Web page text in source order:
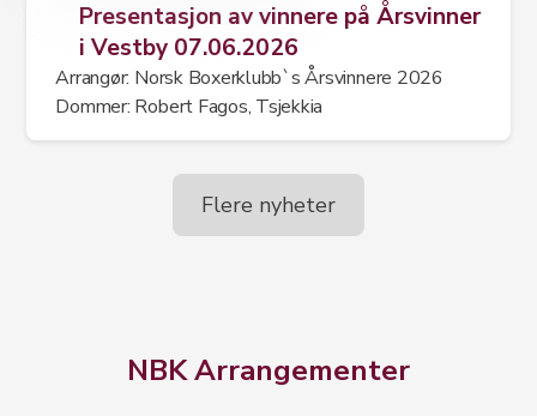
Presentasjon av vinnere på Årsvinner
i Vestby 07.06.2026
Arrangør: Norsk Boxerklubb`s Årsvinnere 2026
Dommer: Robert Fagos, Tsjekkia
Flere nyheter
NBK Arrangementer